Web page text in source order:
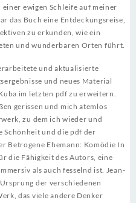
ewigen Schleife auf meiner
das Buch eine Entdeckungsreise,
zu erkunden, wie ein
und wunderbaren Orten führt.
und aktualisierte
und neues Material
im letzten pdf zu erweitern.
gerissen und mich atemlos
zu dem ich wieder und
Schönheit und die pdf der
Betrogene Ehemann: Komödie In
die Fähigkeit des Autors, eine
als auch fesselnd ist. Jean-
der verschiedenen
das viele andere Denker